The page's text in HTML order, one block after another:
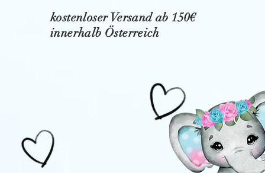
kostenloser Versand ab 150€
innerhalb Österreich